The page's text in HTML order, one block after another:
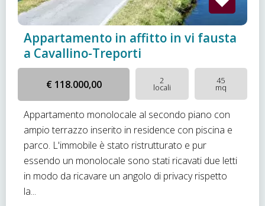
Appartamento in affitto in vi fausta
a Cavallino-Treporti
€ 118.000,00 2
locali
45
mq
Appartamento monolocale al secondo piano con
ampio terrazzo inserito in residence con piscina e
parco. L'immobile è stato ristrutturato e pur
essendo un monolocale sono stati ricavati due letti
in modo da ricavare un angolo di privacy rispetto
la...